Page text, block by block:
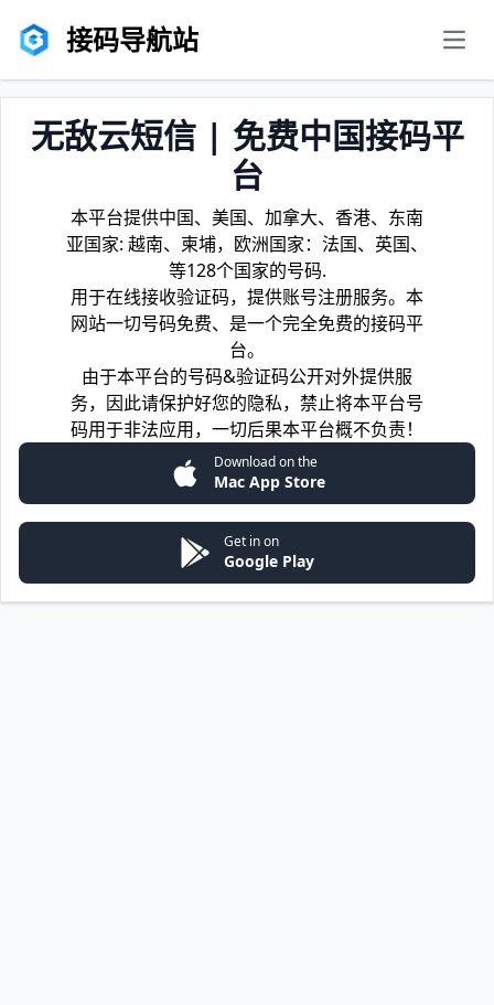
接码导航站
无敌云短信 | 免费中国接码平
台
本平台提供中国、美国、加拿大、香港、东南
亚国家: 越南、柬埔，欧洲国家：法国、英国、
等128个国家的号码.
用于在线接收验证码，提供账号注册服务。本
网站一切号码免费、是一个完全免费的接码平
台。
由于本平台的号码&验证码公开对外提供服
务，因此请保护好您的隐私，禁止将本平台号
码用于非法应用，一切后果本平台概不负责！
Download on the
Mac App Store
Get in on
Google Play